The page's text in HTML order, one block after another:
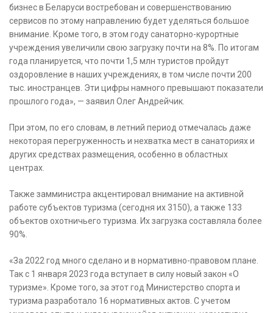
бизнес в Беларуси востребован и совершенствованию
сервисов по этому направлению будет уделяться большое
внимание. Кроме того, в этом году санаторно-курортные
учреждения увеличили свою загрузку почти на 8%. По итогам
года планируется, что почти 1,5 млн туристов пройдут
оздоровление в наших учреждениях, в том числе почти 200
тыс. иностранцев. Эти цифры намного превышают показатели
прошлого года», — заявил Олег Андрейчик.
При этом, по его словам, в летний период отмечалась даже
некоторая перегруженность и нехватка мест в санаториях и
других средствах размещения, особенно в областных
центрах.
Также замминистра акцентировал внимание на активной
работе субъектов туризма (сегодня их 3150), а также 133
объектов охотничьего туризма. Их загрузка составляла более
90%.
«За 2022 год много сделано и в нормативно-правовом плане.
Так с 1 января 2023 года вступает в силу новый закон «О
туризме». Кроме того, за этот год Министерство спорта и
туризма разработало 16 нормативных актов. С учетом